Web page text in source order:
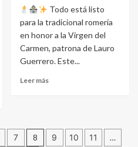
Todo está listo
para la tradicional romería
en honor a la Virgen del
Carmen, patrona de Lauro
Guerrero. Este...
Leer más
7 8 9 10 11
…